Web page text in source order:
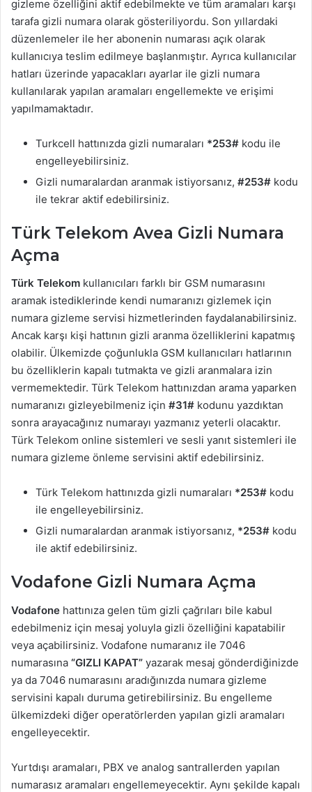
gizleme özelliğini aktif edebilmekte ve tüm aramaları karşı
tarafa gizli numara olarak gösteriliyordu. Son yıllardaki
düzenlemeler ile her abonenin numarası açık olarak
kullanıcıya teslim edilmeye başlanmıştır. Ayrıca kullanıcılar
hatları üzerinde yapacakları ayarlar ile gizli numara
kullanılarak yapılan aramaları engellemekte ve erişimi
yapılmamaktadır.
Turkcell hattınızda gizli numaraları *253# kodu ile
engelleyebilirsiniz.
Gizli numaralardan aranmak istiyorsanız, #253# kodu
ile tekrar aktif edebilirsiniz.
Türk Telekom Avea Gizli Numara
Açma
Türk Telekom kullanıcıları farklı bir GSM numarasını
aramak istediklerinde kendi numaranızı gizlemek için
numara gizleme servisi hizmetlerinden faydalanabilirsiniz.
Ancak karşı kişi hattının gizli aranma özelliklerini kapatmış
olabilir. Ülkemizde çoğunlukla GSM kullanıcıları hatlarının
bu özelliklerin kapalı tutmakta ve gizli aranmalara izin
vermemektedir. Türk Telekom hattınızdan arama yaparken
numaranızı gizleyebilmeniz için #31# kodunu yazdıktan
sonra arayacağınız numarayı yazmanız yeterli olacaktır.
Türk Telekom online sistemleri ve sesli yanıt sistemleri ile
numara gizleme önleme servisini aktif edebilirsiniz.
Türk Telekom hattınızda gizli numaraları *253# kodu
ile engelleyebilirsiniz.
Gizli numaralardan aranmak istiyorsanız, *253# kodu
ile aktif edebilirsiniz.
Vodafone Gizli Numara Açma
Vodafone hattınıza gelen tüm gizli çağrıları bile kabul
edebilmeniz için mesaj yoluyla gizli özelliğini kapatabilir
veya açabilirsiniz. Vodafone numaranız ile 7046
numarasına “GIZLI KAPAT” yazarak mesaj gönderdiğinizde
ya da 7046 numarasını aradığınızda numara gizleme
servisini kapalı duruma getirebilirsiniz. Bu engelleme
ülkemizdeki diğer operatörlerden yapılan gizli aramaları
engelleyecektir.
Yurtdışı aramaları, PBX ve analog santrallerden yapılan
numarasız aramaları engellemeyecektir. Aynı şekilde kapalı